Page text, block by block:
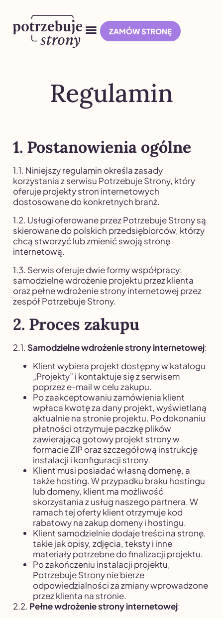
ZAMÓW STRONĘ
Regulamin
1. Postanowienia ogólne
1.1. Niniejszy regulamin określa zasady
korzystania z serwisu Potrzebuje Strony, który
oferuje projekty stron internetowych
dostosowane do konkretnych branż.
1.2. Usługi oferowane przez Potrzebuje Strony są
skierowane do polskich przedsiębiorców, którzy
chcą stworzyć lub zmienić swoją stronę
internetową.
1.3. Serwis oferuje dwie formy współpracy:
samodzielne wdrożenie projektu przez klienta
oraz pełne wdrożenie strony internetowej przez
zespół Potrzebuje Strony.
2. Proces zakupu
2.1. Samodzielne wdrożenie strony internetowej:
Klient wybiera projekt dostępny w katalogu
„Projekty” i kontaktuje się z serwisem
poprzez e-mail w celu zakupu.
Po zaakceptowaniu zamówienia klient
wpłaca kwotę za dany projekt, wyświetlaną
aktualnie na stronie projektu. Po dokonaniu
płatności otrzymuje paczkę plików
zawierającą gotowy projekt strony w
formacie ZIP oraz szczegółową instrukcję
instalacji i konfiguracji strony.
Klient musi posiadać własną domenę, a
także hosting. W przypadku braku hostingu
lub domeny, klient ma możliwość
skorzystania z usług naszego partnera. W
ramach tej oferty klient otrzymuje kod
rabatowy na zakup domeny i hostingu.
Klient samodzielnie dodaje treści na stronę,
takie jak opisy, zdjęcia, teksty i inne
materiały potrzebne do finalizacji projektu.
Po zakończeniu instalacji projektu,
Potrzebuje Strony nie bierze
odpowiedzialności za zmiany wprowadzone
przez klienta na stronie.
2.2. Pełne wdrożenie strony internetowej: